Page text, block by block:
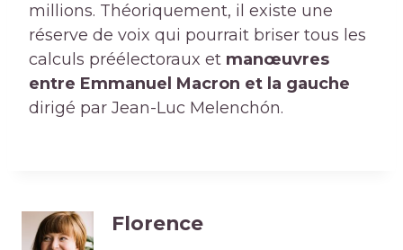
millions. Théoriquement, il existe une
réserve de voix qui pourrait briser tous les
calculs préélectoraux et manœuvres
entre Emmanuel Macron et la gauche
dirigé par Jean-Luc Melenchón.
Florence